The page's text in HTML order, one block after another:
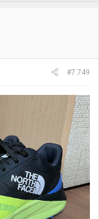
#7.749